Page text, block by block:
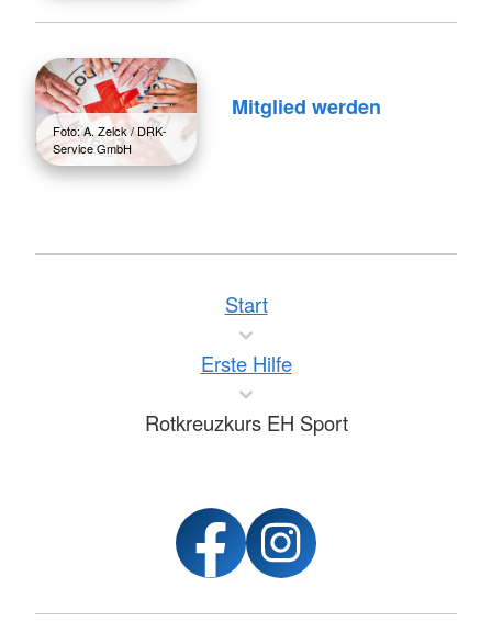
Foto: A. Zelck / DRK-
Service GmbH
Mitglied werden
Start
Erste Hilfe
Rotkreuzkurs EH Sport